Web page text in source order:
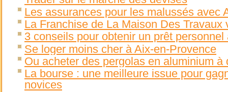
Les assurances pour les malussés avec
La Franchise de La Maison Des Travaux
3 conseils pour obtenir un prêt
Se loger moins cher à Aix-en-Provence
Ou acheter des pergolas en aluminium à
La bourse : une meilleure issue pour
novices